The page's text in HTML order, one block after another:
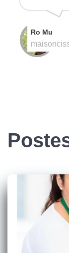
Ro Mu